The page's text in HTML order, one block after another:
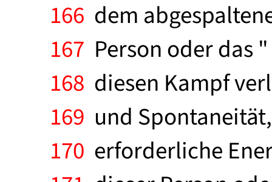
166 dem
167 Person oder das
168 diesen Kampf
169 und
170 erforderliche